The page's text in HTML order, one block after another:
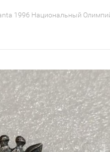
1996 Национальный